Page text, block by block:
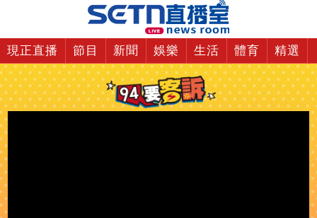
現正直播 節目 新聞 娛樂 生活 體育 精選